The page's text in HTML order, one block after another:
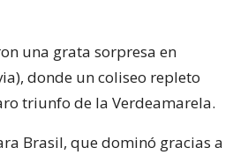
una grata sorpresa en
donde un coliseo repleto
triunfo de la Verdeamarela.
Brasil, que dominó gracias a